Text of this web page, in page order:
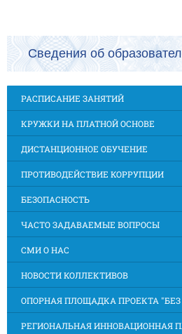
Сведения об
РАСПИСАНИЕ ЗАНЯТИЙ
КРУЖКИ НА ПЛАТНОЙ ОСНОВЕ
ДИСТАНЦИОННОЕ ОБУЧЕНИЕ
ПРОТИВОДЕЙСТВИЕ КОРРУПЦИИ
БЕЗОПАСНОСТЬ
ЧАСТО ЗАДАВАЕМЫЕ ВОПРОСЫ
СМИ О НАС
НОВОСТИ КОЛЛЕКТИВОВ
ОПОРНАЯ ПЛОЩАДКА ПРОЕКТА
РЕГИОНАЛЬНАЯ ИННОВАЦИОННАЯ